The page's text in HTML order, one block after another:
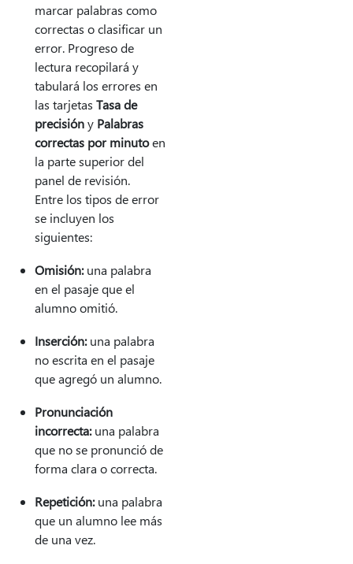
marcar palabras como
correctas o clasificar un
error. Progreso de
lectura recopilará y
tabulará los errores en
las tarjetas Tasa de
precisióny Palabras
correctas por minutoen
la parte superior del
panel de revisión.
Entre los tipos de error
se incluyen los
siguientes:
Omisión:una palabra
en el pasaje que el
alumno omitió.
Inserción:una palabra
no escrita en el pasaje
que agregó un alumno.
Pronunciación
incorrecta:una palabra
que no se pronunció de
forma clara o correcta.
Repetición:una palabra
que un alumno lee más
de una vez.